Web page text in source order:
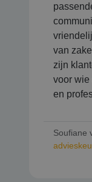
van
zijn
voor wie
en
Soufiane